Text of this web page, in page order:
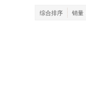
综合排序 销量